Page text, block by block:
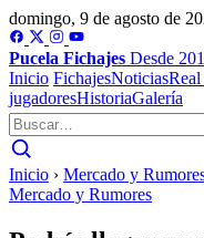
domingo, 9 de agosto de
Pucela Fichajes Desde
Inicio FichajesNoticias
jugadoresHistoriaGalería
Inicio › Mercado y
Mercado y Rumores